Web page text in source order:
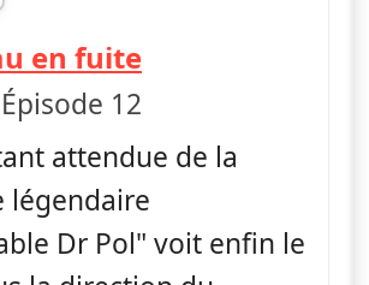
en fuite— L'Incroyable
12
attendue de la
légendaire
Dr Pol" voit enfin le